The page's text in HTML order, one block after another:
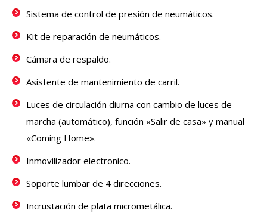
Sistema de control de presión de neumáticos.
Kit de reparación de neumáticos.
Cámara de respaldo.
Asistente de mantenimiento de carril.
Luces de circulación diurna con cambio de luces de
marcha (automático), función «Salir de casa» y manual
«Coming Home».
Inmovilizador electronico.
Soporte lumbar de 4 direcciones.
Incrustación de plata micrometálica.